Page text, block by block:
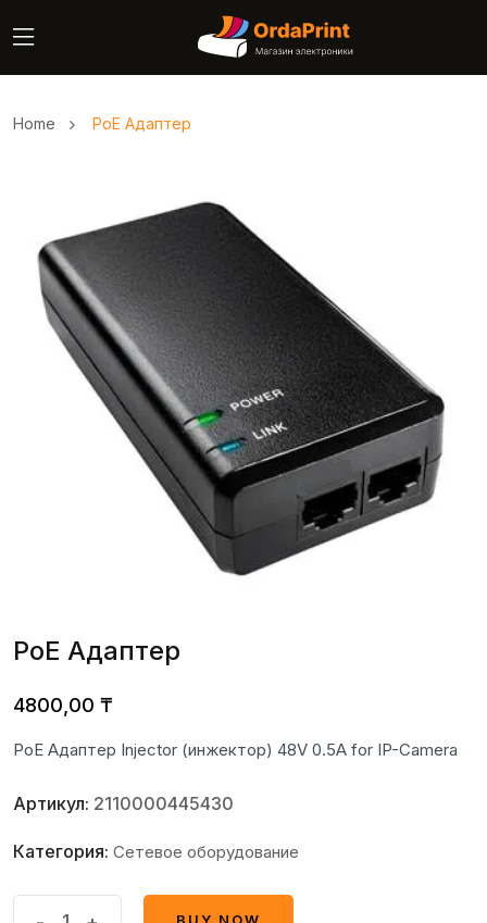
Home PoE Адаптер
PoE Адаптер
4800,00 ₸
PoE Адаптер Injector (инжектор) 48V 0.5A for IP-Camera
Артикул: 2110000445430
Категория: Сетевое оборудование